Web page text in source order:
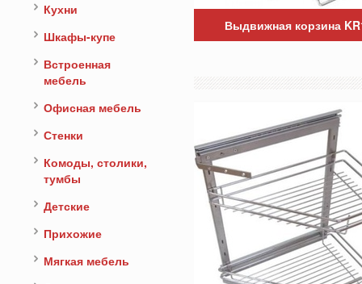
Кухни
Шкафы-купе
Встроенная
мебель
Офисная мебель
Стенки
Комоды, столики,
тумбы
Детские
Прихожие
Мягкая мебель
Выдвижная корзина